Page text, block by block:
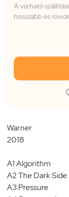
A várható
hosszabb és
Warner
2018
A1 Algorithm
A2 The Dark Side
A3 Pressure